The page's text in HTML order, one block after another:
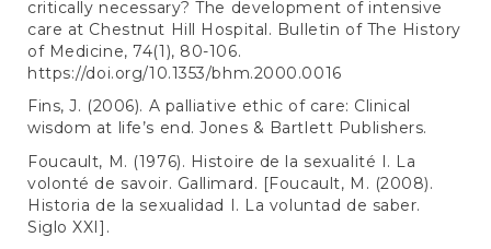
critically necessary? The development of intensive
care at Chestnut Hill Hospital. Bulletin of The History
of Medicine, 74(1), 80-106.
https://doi.org/10.1353/bhm.2000.0016
Fins, J. (2006). A palliative ethic of care: Clinical
wisdom at life’s end. Jones & Bartlett Publishers.
Foucault, M. (1976). Histoire de la sexualité I. La
volonté de savoir. Gallimard. [Foucault, M. (2008).
Historia de la sexualidad I. La voluntad de saber.
Siglo XXI].